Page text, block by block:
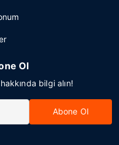
Ol
bilgi alın!
Abone Ol